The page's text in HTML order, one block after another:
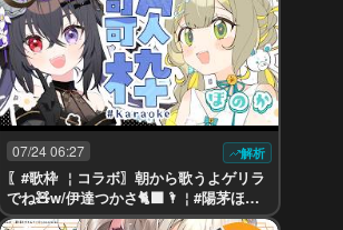
07/24 06:27 解析
〖#歌枠 ￤コラボ〗朝から歌うよゲリラ
でね🧸w/伊達つかさ🐈‍⬛🌂￤#陽茅ほか
ほか￤#UniVIRTUAL #Vtuber